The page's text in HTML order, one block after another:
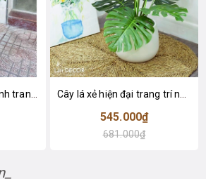
545.000₫
681.000₫